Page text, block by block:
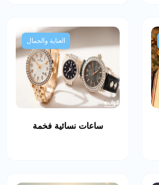
العناية والجمال
ساعات نسائية فخمة